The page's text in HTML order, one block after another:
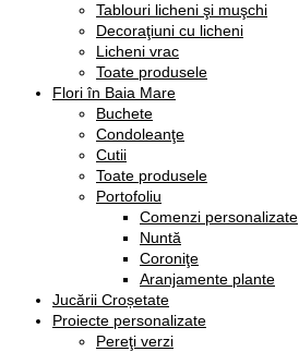
Tablouri licheni şi muşchi
Decoraţiuni cu licheni
Licheni vrac
Toate produsele
Flori în Baia Mare
Buchete
Condoleanţe
Cutii
Toate produsele
Portofoliu
Comenzi personalizate
Nuntă
Coroniţe
Aranjamente plante
Jucării Croșetate
Proiecte personalizate
Pereţi verzi